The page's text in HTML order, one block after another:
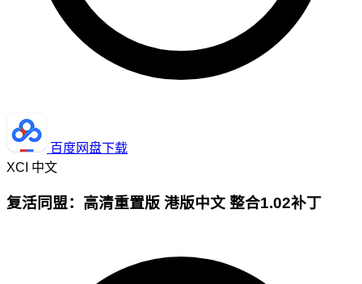
百度网盘下载
XCI 中文
复活同盟：高清重置版 港版中文 整合1.02补丁